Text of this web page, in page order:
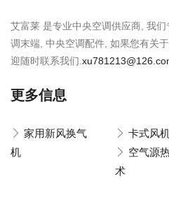
艾富莱 是专业中央空调供应商, 我
调末端, 中央空调配件, 如果您有关
迎随时联系我们.
更多信息
家用新风换气
机
卡式风
空气源
术